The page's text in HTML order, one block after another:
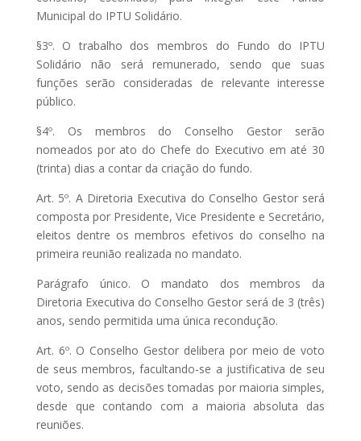
Municipal do IPTU Solidário.
§3º. O trabalho dos membros do Fundo do IPTU
Solidário não será remunerado, sendo que suas
funções serão consideradas de relevante interesse
público.
§4º. Os membros do Conselho Gestor serão
nomeados por ato do Chefe do Executivo em até 30
(trinta) dias a contar da criação do fundo.
Art. 5º. A Diretoria Executiva do Conselho Gestor será
composta por Presidente, Vice Presidente e Secretário,
eleitos dentre os membros efetivos do conselho na
primeira reunião realizada no mandato.
Parágrafo único. O mandato dos membros da
Diretoria Executiva do Conselho Gestor será de 3 (três)
anos, sendo permitida uma única recondução.
Art. 6º. O Conselho Gestor delibera por meio de voto
de seus membros, facultando-se a justificativa de seu
voto, sendo as decisões tomadas por maioria simples,
desde que contando com a maioria absoluta das
reuniões.